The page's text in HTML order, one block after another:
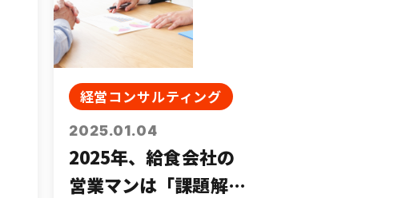
経営コンサルティング
2025.01.04
2025年、給食会社の
営業マンは「課題解決